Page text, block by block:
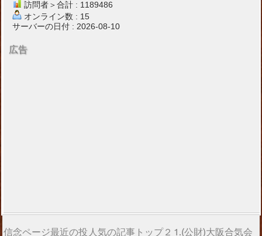
訪問者＞合計 : 1189486
オンライン数 : 15
サーバーの日付 : 2026-08-10
広告
信念ページ最近の投 人気の記事トップ２ 1.(公財)大阪合気会